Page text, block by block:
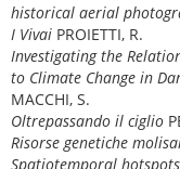
historical aerial
I Vivai PROIETTI, R.
Investigating the
to Climate Change in
MACCHI, S.
Oltrepassando il ciglio
Risorse genetiche
Spatiotemporal